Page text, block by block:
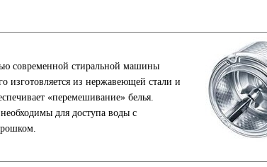
современной стиральной машины
изготовляется из нержавеющей стали и
«перемешивание» белья.
для доступа воды с